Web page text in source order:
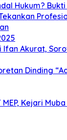
Hukum?
Akurat,
Dinding
Kejari